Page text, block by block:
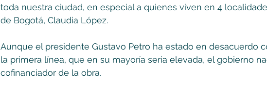
toda nuestra ciudad, en especial a quienes viven en 4
de Bogotá, Claudia López.
Aunque el presidente Gustavo Petro ha estado en desacuerdo
la primera línea, que en su mayoría seria elevada, el gobierno
cofinanciador de la obra.